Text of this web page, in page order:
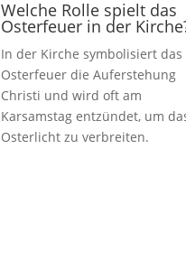
Welche Rolle spielt das
Osterfeuer in der
In der Kirche symbolisiert das
Osterfeuer die Auferstehung
Christi und wird oft am
Karsamstag entzündet, um
Osterlicht zu verbreiten.